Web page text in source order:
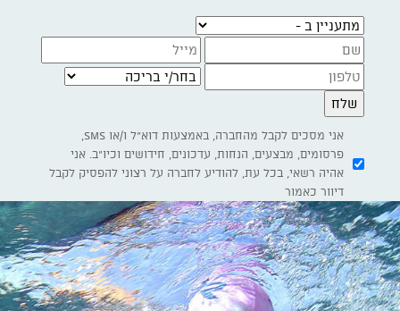
מתעניין ב -
בחר/י בריכה
פרסומים, מבצעים, הנחות, עדכונים, חידושים וכיו"ב. אני
אהיה רשאי, בכל עת, להודיע לחברה על רצוני להפסיק לקבל
דיוור כאמור